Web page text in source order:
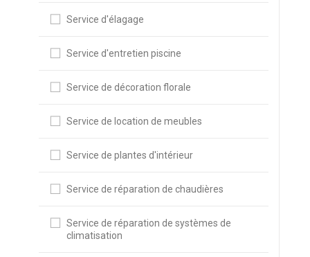
Service d'élagage
Service d'entretien piscine
Service de décoration florale
Service de location de meubles
Service de plantes d'intérieur
Service de réparation de chaudières
Service de réparation de systèmes de
climatisation